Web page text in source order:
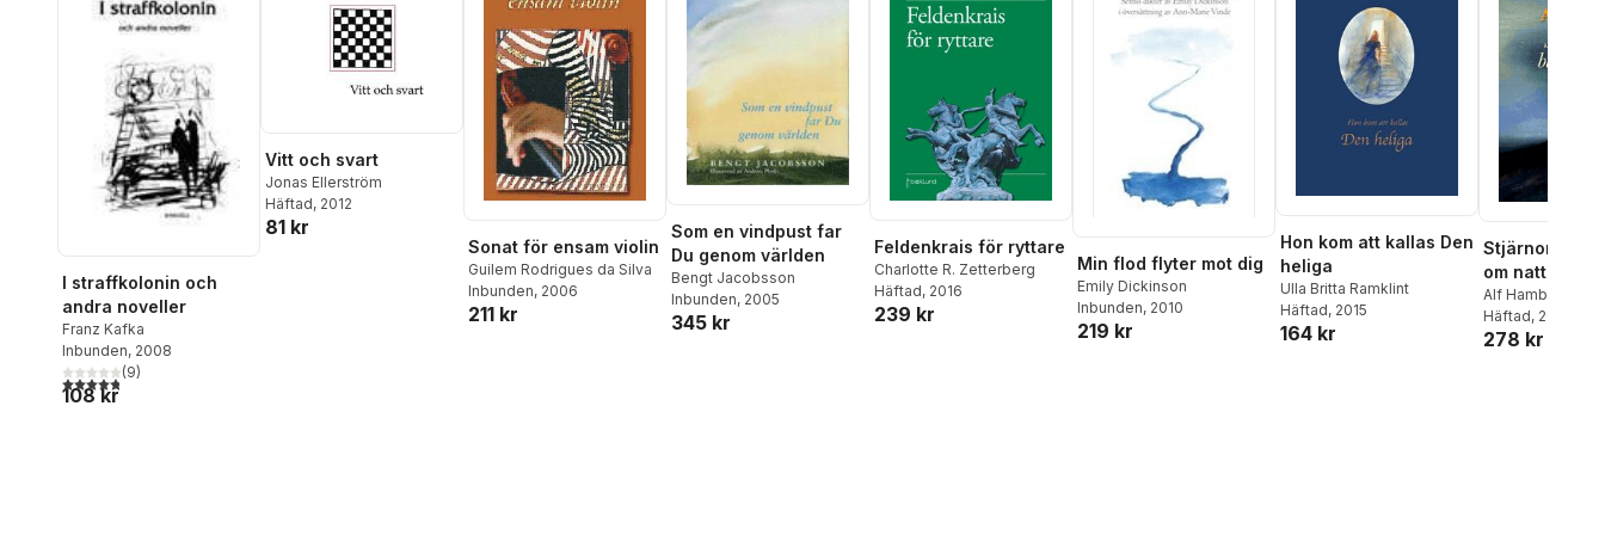
Laustiola Frydman,Sara
Mannheimer,Stefan Mehr
Morton Narrowe
Adriana Savin,Aviva
Scheiman,Abbe Schulman
Salomon Schulman ,Jan
Schwarz,Leif Zern
I straffkolonin och
andra noveller
Franz Kafka
Inbunden, 2008
4,8utav 5 stjärnor. Totalt antal röster:
(9)
108 kr
Vitt och svart
Jonas Ellerström
Häftad, 2012
81 kr
Sonat för ensam violin
Guilem Rodrigues da Silva
Inbunden, 2006
211 kr
Som en vindpust far
Du genom världen
Bengt Jacobsson
Inbunden, 2005
345 kr
Feldenkrais för ryttare
Charlotte R. Zetterberg
Häftad, 2016
239 kr
Min flod flyter mot dig
Emily Dickinson
Inbunden, 2010
219 kr
Hon kom att kallas Den
heliga
Ulla Britta Ramklint
Häftad, 2015
164 kr
Stjärnorna
om natten
Alf Hambe
Häftad, 2019
278 kr